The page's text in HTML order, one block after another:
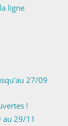
ligne
27/09
!
au 29/11